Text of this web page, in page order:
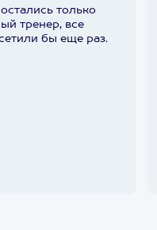
только
тренер, все
бы еще раз.